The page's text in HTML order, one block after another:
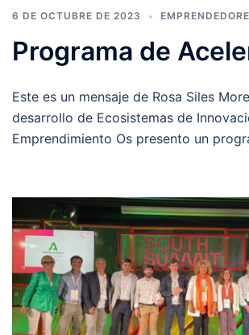
6 DE OCTUBRE DE 2023
Programa de
Este es un mensaje de Rosa Siles
desarrollo de Ecosistemas de
Emprendimiento Os presento un